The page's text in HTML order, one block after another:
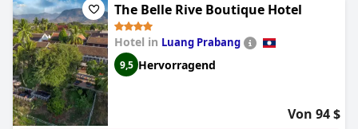
The Belle Rive Boutique Hotel
Hotel in Luang Prabang
9,5 Hervorragend
Von 94 $